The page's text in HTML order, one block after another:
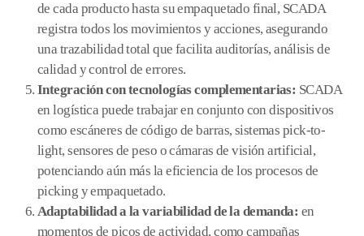
de cada producto hasta su empaquetado final, SCADA
registra todos los movimientos y acciones, asegurando
una trazabilidad total que facilita auditorías, análisis de
calidad y control de errores.
Integración con tecnologías complementarias: SCADA
en logística puede trabajar en conjunto con dispositivos
como escáneres de código de barras, sistemas pick-to-
light, sensores de peso o cámaras de visión artificial,
potenciando aún más la eficiencia de los procesos de
picking y empaquetado.
Adaptabilidad a la variabilidad de la demanda: en
momentos de picos de actividad, como campañas